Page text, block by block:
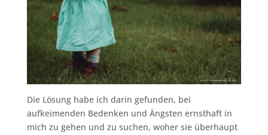
Die Lösung habe ich darin gefunden, bei
aufkeimenden Bedenken und Ängsten ernsthaft in
mich zu gehen und zu suchen, woher sie überhaupt